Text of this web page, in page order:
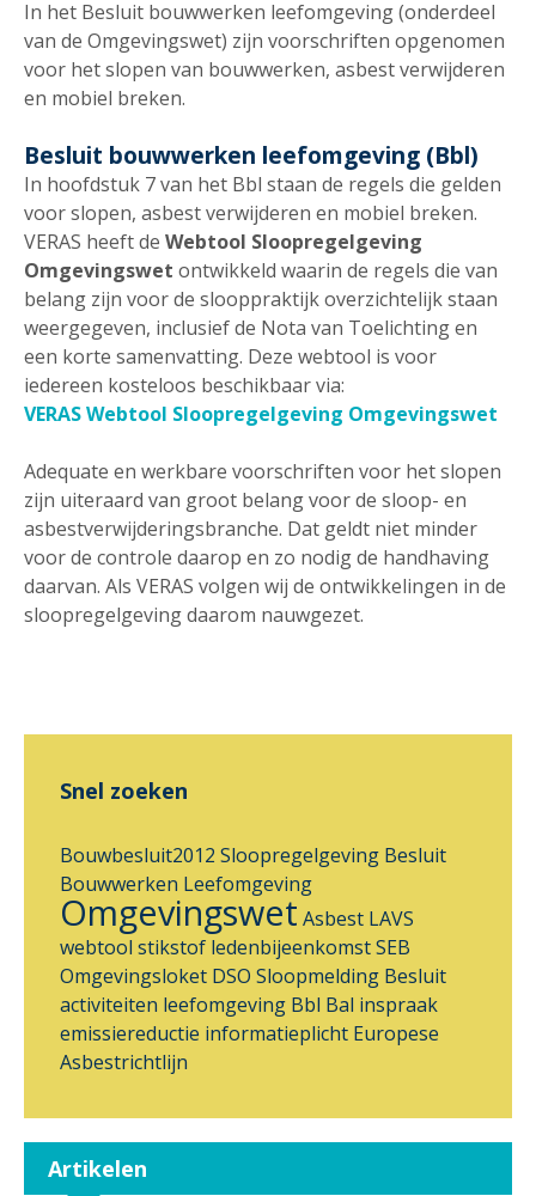
In het Besluit bouwwerken leefomgeving (onderdeel
van de Omgevingswet) zijn voorschriften opgenomen
voor het slopen van bouwwerken, asbest verwijderen
en mobiel breken.
Besluit bouwwerken leefomgeving (Bbl)
In hoofdstuk 7 van het Bbl staan de regels die gelden
voor slopen, asbest verwijderen en mobiel breken.
VERAS heeft de Webtool Sloopregelgeving
Omgevingswet ontwikkeld waarin de regels die van
belang zijn voor de slooppraktijk overzichtelijk staan
weergegeven, inclusief de Nota van Toelichting en
een korte samenvatting. Deze webtool is voor
iedereen kosteloos beschikbaar via:
VERAS Webtool Sloopregelgeving Omgevingswet
Adequate en werkbare voorschriften voor het slopen
zijn uiteraard van groot belang voor de sloop- en
asbestverwijderingsbranche. Dat geldt niet minder
voor de controle daarop en zo nodig de handhaving
daarvan. Als VERAS volgen wij de ontwikkelingen in de
sloopregelgeving daarom nauwgezet.
Snel zoeken
Bouwbesluit2012 Sloopregelgeving Besluit
Bouwwerken Leefomgeving
Omgevingswet Asbest LAVS
webtool stikstof ledenbijeenkomstSEB
Omgevingsloket DSO Sloopmelding Besluit
activiteiten leefomgeving Bbl Bal inspraak
emissiereductie informatieplicht Europese
Asbestrichtlijn
Artikelen